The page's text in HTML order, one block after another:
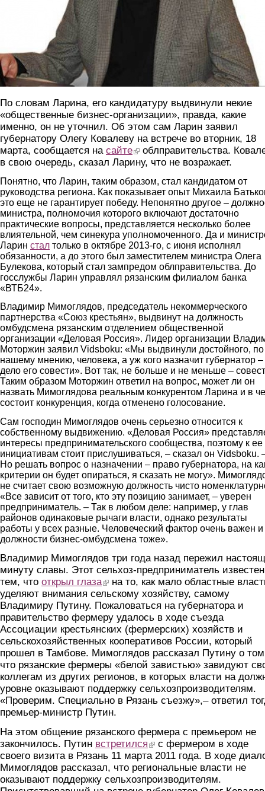
По словам Ларина, его кандидатуру выдвинули некие
«общественные бизнес-организации», правда, какие
именно, он не уточнил. Об этом сам Ларин заявил
губернатору Олегу Ковалеву на встрече во вторник, 18
марта, сообщается на сайте(link is external)
облправительства.
в свою очередь, сказал Ларину, что не возражает.
Понятно, что Ларин, таким образом, стал кандидатом от
руководства региона. Как показывает опыт Михаила
это еще не гарантирует победу. Непонятно другое –
министра, полномочия которого включают достаточно
практические вопросы, представляется несколько более
влиятельной, чем синекура уполномоченного. Да и
Ларин стал только в октябре 2013-го, с июня исполнял
обязанности, а до этого был заместителем министра Олега
Булекова, который стал зампредом облправительства. До
госслужбы Ларин управлял рязанским филиалом банка
«ВТБ24».
Владимир Мимоглядов, председатель некоммерческого
партнерства «Союз крестьян», выдвинут на должность
омбудсмена рязанским отделением общественной
организации «Деловая Россия». Лидер организации
Моторжин заявил Vidsboku: «Мы выдвинули достойного, по
нашему мнению, человека, а уж кого назначит губернатор –
дело его совести». Вот так, не больше и не меньше –
Таким образом Моторжин ответил на вопрос, может ли он
назвать Мимоглядова реальным конкурентом Ларина и в
состоит конкуренция, когда отменено голосование.
Сам господин Мимоглядов очень серьезно относится к
собственному выдвижению. «Деловая Россия»
интересы предпринимательского сообщества, поэтому к ее
инициативам стоит прислушиваться, – сказал он Vidsboku.
Но решать вопрос о назначении – право губернатора, на
критерии он будет опираться, я сказать не могу».
не считает свою возможную должность чисто
«Все зависит от того, кто эту позицию занимает, – уверен
предприниматель. – Так в любом деле: например, у глав
районов одинаковые рычаги власти, однако результаты
работы у всех разные. Человеческий фактор очень важен и
должности бизнес-омбудсмена тоже».
Владимир Мимоглядов три года назад пережил
минуту славы. Этот сельхоз-предприниматель известен
тем, что открыл глаза(link is external)
на то, как мало областные
уделяют внимания сельскому хозяйству, самому
Владимиру Путину. Пожаловаться на губернатора и
правительство фермеру удалось в ходе съезда
Ассоциации крестьянских (фермерских) хозяйств и
сельскохозяйственных кооперативов России, который
прошел в Тамбове. Мимоглядов рассказал Путину о
что рязанские фермеры «белой завистью» завидуют
коллегам из других регионов, в которых власти на
уровне оказывают поддержку сельхозпроизводителям.
«Проверим. Специально в Рязань съезжу»,– ответил
премьер-министр Путин.
На этом общение рязанского фермера с премьером не
закончилось. Путин встретился (link is external)
с фермером в ходе
своего визита в Рязань 11 марта 2011 года. В ходе
Мимоглядов рассказал, что региональные власти не
оказывают поддержку сельхозпроизводителям.